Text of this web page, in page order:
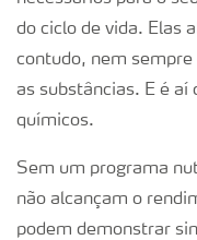
do ciclo de vida. Elas
contudo, nem
as substâncias. E é
químicos.
Sem um programa
não alcançam o
podem demonstrar